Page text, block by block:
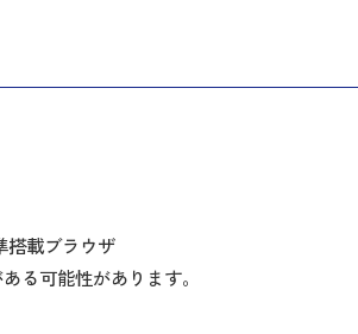
搭載ブラウザ
る可能性があります。